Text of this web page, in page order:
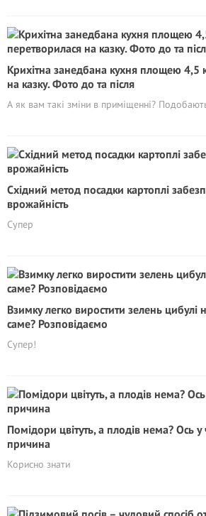
Крихітна занедбана кухня площею 4,5
на казку. Фото до та після
А як вам такі зміни в приміщенні?
Східний метод посадки картоплі
врожайність
Супер
Взимку легко виростити зелень цибулі
саме? Розповідаємо
Супер!
Помідори цвітуть, а плодів нема? Ось
причина
Корисно знати